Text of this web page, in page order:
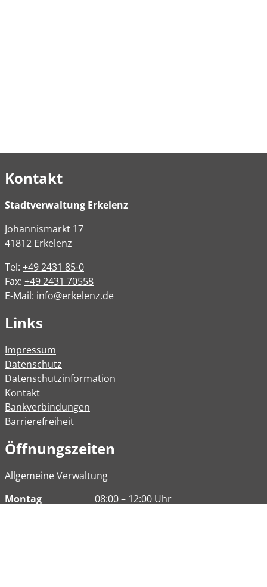
Kontakt
Stadtverwaltung Erkelenz
Johannismarkt 17
41812 Erkelenz
Tel: +49 2431 85-0
Fax: +49 2431 70558
E-Mail: info@erkelenz.de
Links
Impressum
Datenschutz
Datenschutzinformation
Kontakt
Bankverbindungen
Barrierefreiheit
Öffnungszeiten
Allgemeine Verwaltung
Montag
08:00 – 12:00 Uhr